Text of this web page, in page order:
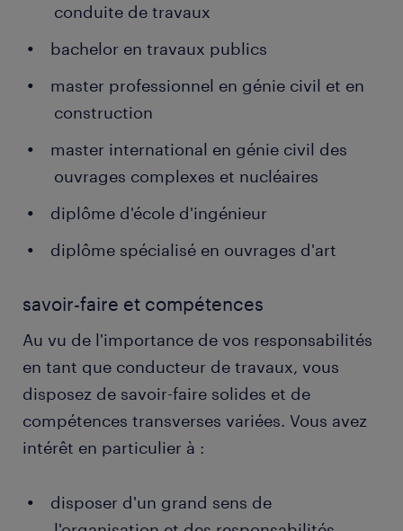
conduite de travaux
bachelor en travaux publics
master professionnel en génie civil et en
construction
master international en génie civil des
ouvrages complexes et nucléaires
diplôme d'école d'ingénieur
diplôme spécialisé en ouvrages d'art
savoir-faire et compétences
Au vu de l'importance de vos responsabilités
en tant que conducteur de travaux, vous
disposez de savoir-faire solides et de
compétences transverses variées. Vous avez
intérêt en particulier à :
disposer d'un grand sens de